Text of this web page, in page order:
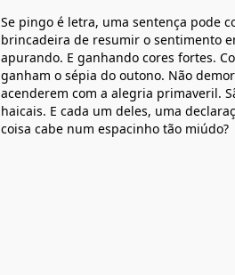
Se pingo é letra, uma sentença pode
brincadeira de resumir o sentimento
apurando. E ganhando cores fortes.
ganham o sépia do outono. Não
acenderem com a alegria primaveril.
haicais. E cada um deles, uma
coisa cabe num espacinho tão miúdo?